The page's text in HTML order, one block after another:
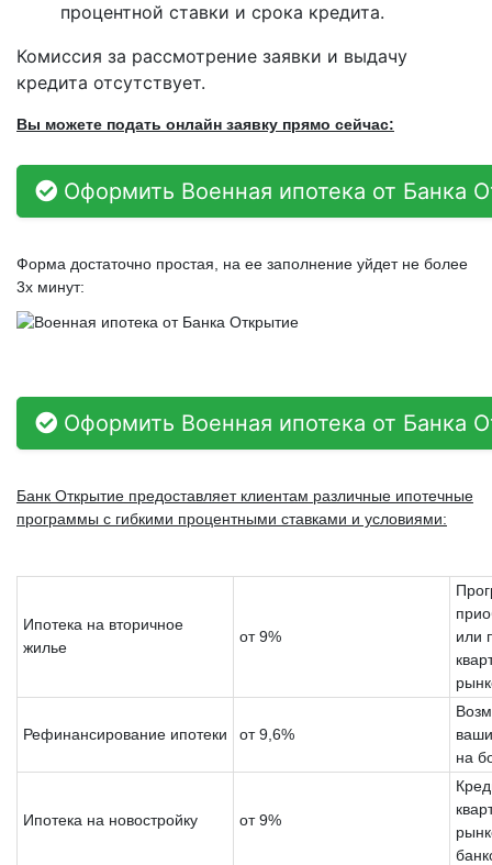
процентной ставки и срока кредита.
Комиссия за рассмотрение заявки и выдачу
кредита отсутствует.
Вы можете подать онлайн заявку прямо сейчас:
Оформить Военная ипотека от Банка
Форма достаточно простая, на ее заполнение уйдет не более
3х минут:
Оформить Военная ипотека от Банка
Банк Открытие предоставляет клиентам различные ипотечные
программы с гибкими процентными ставками и условиями:
Ипотека на вторичное
жилье
от 9%
или
Рефинансирование ипотеки от 9,6%
на
Ипотека на новостройку от 9%